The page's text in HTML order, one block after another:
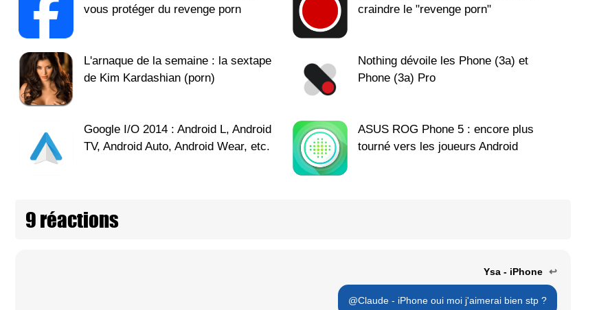
vous protéger du revenge porn
craindre le "revenge porn"
L'arnaque de la semaine : la sextape
de Kim Kardashian (porn)
Nothing dévoile les Phone (3a) et
Phone (3a) Pro
Google I/O 2014 : Android L, Android
TV, Android Auto, Android Wear, etc.
ASUS ROG Phone 5 : encore plus
tourné vers les joueurs Android
9 réactions
Ysa - iPhone ↩
@Claude - iPhone oui moi j'aimerai bien stp ?